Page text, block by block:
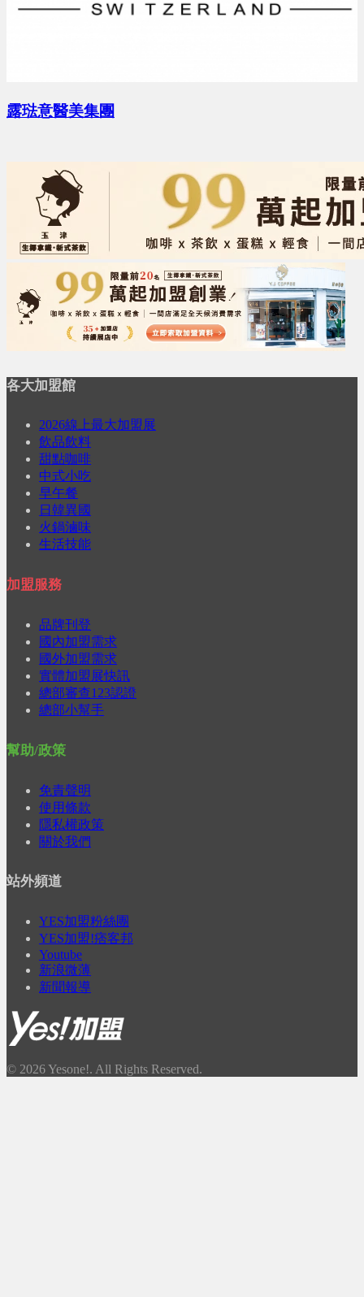
露琺意醫美集團
各大加盟館
2026線上最大加盟展
飲品飲料
甜點咖啡
中式小吃
早午餐
日韓異國
火鍋滷味
生活技能
加盟服務
品牌刊登
國內加盟需求
國外加盟需求
實體加盟展快訊
總部審查123認證
總部小幫手
幫助/政策
免責聲明
使用條款
隱私權政策
關於我們
站外頻道
YES加盟粉絲團
YES加盟!痞客邦
Youtube
新浪微薄
新聞報導
© 2026 Yesone!. All Rights Reserved.